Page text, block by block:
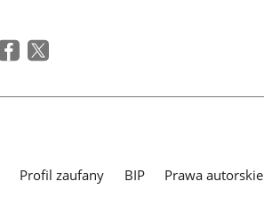
Profil zaufany BIP Prawa autorskie